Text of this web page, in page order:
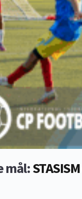
mål: STASISM